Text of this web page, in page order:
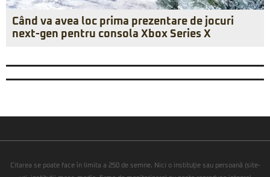
Când va avea loc prima prezentare de jocuri
next-gen pentru consola Xbox Series X
Citarea se poate face în limita a 250 de semne. Nici o instituţie sau persoană (site-